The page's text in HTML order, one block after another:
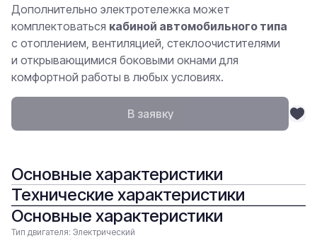
В заявку
Дополнительно электротележка может
комплектоваться кабиной автомобильного типа
с отоплением, вентиляцией, стеклоочистителями
и открывающимися боковыми окнами для
комфортной работы в любых условиях.
Основные характеристики
Технические характеристики
Основные характеристики
Тип двигателя: Электрический